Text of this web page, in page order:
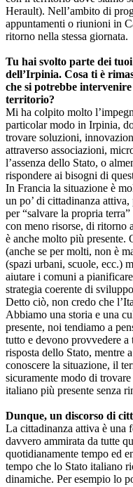
Herault). Nell’ambito di
appuntamenti o riunioni in
ritorno nella stessa giornata.
Tu hai svolto parte dei
dell’Irpinia. Cosa ti è
che si potrebbe
territorio?
Mi ha colpito molto
particolar modo in Irpinia,
trovare soluzioni,
attraverso associazioni,
l’assenza dello Stato, o
rispondere ai bisogni di
In Francia la situazione è
un po’ di cittadinanza
per “salvare la propria
con meno risorse, di ritorno
è anche molto più
(anche se per molti, non è
(spazi urbani, scuole, ecc.)
aiutare i comuni a
strategia coerente di
Detto ciò, non credo che
Abbiamo una storia e una
presente, noi tendiamo a
tutto e devono provvedere
risposta dello Stato, mentre
conoscere la situazione, il
sicuramente modo di
italiano più presente senza
Dunque, un discorso di
La cittadinanza attiva è una
davvero ammirata da tutte
quotidianamente tempo ed
tempo che lo Stato italiano
dinamiche. Per esempio lo